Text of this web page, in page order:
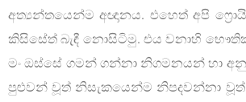
අත්‍යන්තයෙන්ම අඥානය. එහෙත් අපි
කිසිසේත් බැඳී නොසිටිමු. එය වනාහි
මං ඔස්සේ ගමන් ගන්නා නිගමනයන් හා
පුළුවන් වූත් නිසැකයෙන්ම නිපදවන්නා වූත්